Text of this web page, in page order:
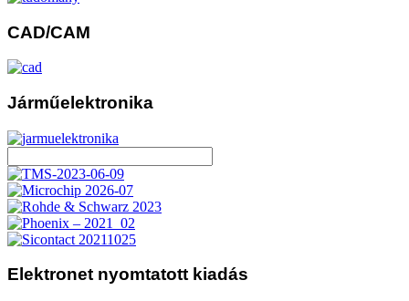
CAD/CAM
Járműelektronika
Elektronet nyomtatott kiadás